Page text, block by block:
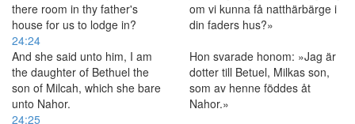
there room in thy father's
house for us to lodge in?
om vi kunna få natthärbärge i
din faders hus?»
24:24
And she said unto him, I am
the daughter of Bethuel the
son of Milcah, which she bare
unto Nahor.
Hon svarade honom: »Jag är
dotter till Betuel, Milkas son,
som av henne föddes åt
Nahor.»
24:25